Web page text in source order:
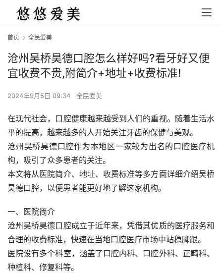
首页 全民爱美
沧州吴桥昊德口腔怎么样好吗?看牙好又便
宜收费不贵,附简介+地址+收费标准!
2024年9月5日 09:34 全民爱美
在现代社会，口腔健康越来越受到人们的重视。随着生活水
平的提高，越来越多的人开始关注牙齿的保健与美观。
沧州吴桥昊德口腔作为本地区一家较为出名的口腔医疗机
构，吸引了众多患者的关注。
本文将从医院简介、地址、收费标准等多方面详细介绍吴桥
昊德口腔，以便患者能更好地了解这家机构。
一、医院简介
沧州吴桥昊德口腔成立于近年来，凭借其优质的医疗服务和
合理的收费标准，快速在当地口腔医疗市场中站稳脚跟。
医院设有多个科室，涵盖了口腔内科、口腔外科、正畸科、
种植科、修复科等。